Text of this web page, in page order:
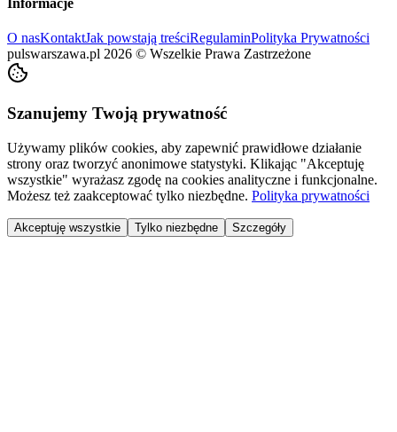
Informacje
O nasKontaktJak powstają treściRegulaminPolityka Prywatności
pulswarszawa.pl 2026 © Wszelkie Prawa Zastrzeżone
Szanujemy Twoją prywatność
Używamy plików cookies, aby zapewnić prawidłowe działanie
strony oraz tworzyć anonimowe statystyki. Klikając "Akceptuję
wszystkie" wyrażasz zgodę na cookies analityczne i funkcjonalne.
Możesz też zaakceptować tylko niezbędne. Polityka prywatności
Akceptuję wszystkie Tylko niezbędne Szczegóły